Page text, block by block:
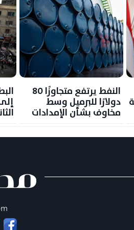
النفط يرتفع متجاوزًا 80
دولارًا للبرميل وسط
مخاوف بشأن الإمدادات